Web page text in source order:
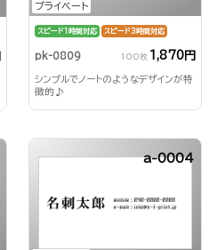
プライベート
スピード1時間対応 スピード3時間対応
pk-0809 100枚 1,870円
シンプルでノートのようなデザインが特
徴的♪
a-0004